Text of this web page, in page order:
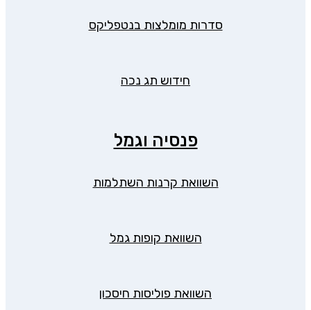
סדרות מומלצות בנטפליקס
חידוש תג נכה
פנסיה וגמל
השוואת קרנות השתלמות
השוואת קופות גמל
השוואת פוליסות חיסכון